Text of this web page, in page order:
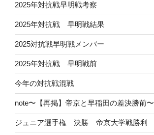
2025年対抗戦早明戦考察
2025年対抗戦 早明戦結果
2025対抗戦早明戦メンバー
2025年対抗戦 早明戦前
今年の対抗戦混戦
note〜【再掲】帝京と早稲田の差決勝前〜
ジュニア選手権 決勝 帝京大学戦勝利